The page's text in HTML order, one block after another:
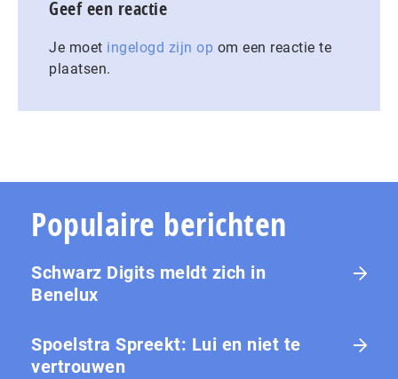
Geef een reactie
Je moet ingelogd zijn op om een reactie te
plaatsen.
Populaire berichten
Schwarz Digits meldt zich in
Benelux
Spoelstra Spreekt: Lui en niet te
vertrouwen